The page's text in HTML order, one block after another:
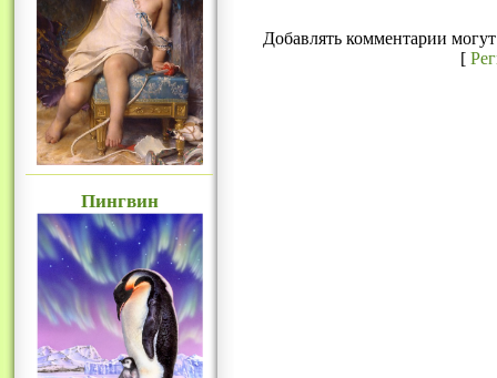
Пингвин
Добавлять комментарии
[